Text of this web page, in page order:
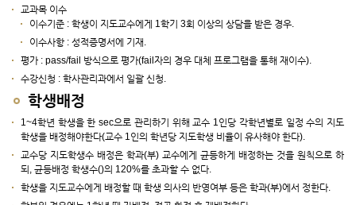
교과목 이수
이수기준 : 학생이 지도교수에게 1학기 3회 이상의 상담을 받은 경우.
이수사항 : 성적증명서에 기재.
평가 : pass/fail 방식으로 평가(fail자의 경우 대체 프로그램을 통해 재이수).
수강신청 : 학사관리과에서 일괄 신청.
학생배정
1~4학년 학생을 한 sec으로 관리하기 위해 교수 1인당 각학년별로 일정 수의 지도
학생을 배정해야한다(교수 1인의 학년당 지도학생 비율이 유사해야 한다).
교수당 지도학생수 배정은 학과(부) 교수에게 균등하게 배정하는 것을 원칙으로 하
되, 균등배정 학생수()의 120%를 초과할 수 없다.
학생을 지도교수에게 배정할 때 학생 의사의 반영여부 등은 학과(부)에서 정한다.